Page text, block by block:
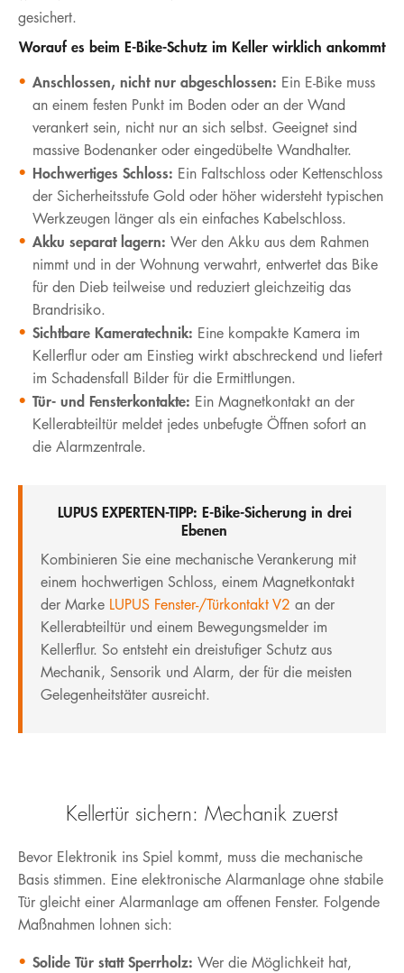
gesichert.
Worauf es beim E-Bike-Schutz im Keller wirklich ankommt
Anschlossen, nicht nur abgeschlossen: Ein E-Bike muss
an einem festen Punkt im Boden oder an der Wand
verankert sein, nicht nur an sich selbst. Geeignet sind
massive Bodenanker oder eingedübelte Wandhalter.
Hochwertiges Schloss: Ein Faltschloss oder Kettenschloss
der Sicherheitsstufe Gold oder höher widersteht typischen
Werkzeugen länger als ein einfaches Kabelschloss.
Akku separat lagern: Wer den Akku aus dem Rahmen
nimmt und in der Wohnung verwahrt, entwertet das Bike
für den Dieb teilweise und reduziert gleichzeitig das
Brandrisiko.
Sichtbare Kameratechnik: Eine kompakte Kamera im
Kellerflur oder am Einstieg wirkt abschreckend und liefert
im Schadensfall Bilder für die Ermittlungen.
Tür- und Fensterkontakte: Ein Magnetkontakt an der
Kellerabteiltür meldet jedes unbefugte Öffnen sofort an
die Alarmzentrale.
LUPUS EXPERTEN-TIPP: E-Bike-Sicherung in drei
Ebenen
Kombinieren Sie eine mechanische Verankerung mit
einem hochwertigen Schloss, einem Magnetkontakt
der Marke LUPUS Fenster-/Türkontakt V2 an der
Kellerabteiltür und einem Bewegungsmelder im
Kellerflur. So entsteht ein dreistufiger Schutz aus
Mechanik, Sensorik und Alarm, der für die meisten
Gelegenheitstäter ausreicht.
Kellertür sichern: Mechanik zuerst
Bevor Elektronik ins Spiel kommt, muss die mechanische
Basis stimmen. Eine elektronische Alarmanlage ohne stabile
Tür gleicht einer Alarmanlage am offenen Fenster. Folgende
Maßnahmen lohnen sich:
Solide Tür statt Sperrholz: Wer die Möglichkeit hat,